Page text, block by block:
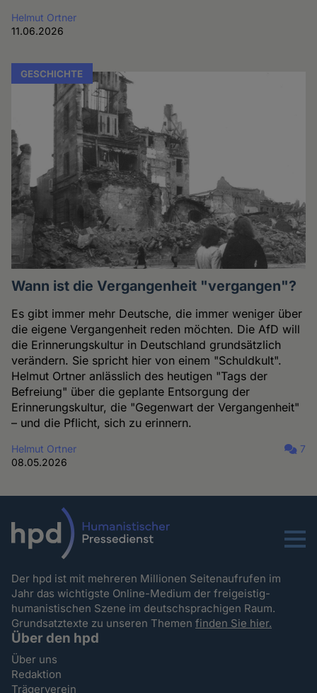
Helmut Ortner
11.06.2026
GESCHICHTE
Wann ist die Vergangenheit "vergangen"?
Es gibt immer mehr Deutsche, die immer weniger über
die eigene Vergangenheit reden möchten. Die AfD will
die Erinnerungskultur in Deutschland grundsätzlich
verändern. Sie spricht hier von einem "Schuldkult".
Helmut Ortner anlässlich des heutigen "Tags der
Befreiung" über die geplante Entsorgung der
Erinnerungskultur, die "Gegenwart der Vergangenheit"
– und die Pflicht, sich zu erinnern.
Helmut Ortner
08.05.2026
7
Menu
Der hpd ist mit mehreren Millionen Seitenaufrufen im
Jahr das wichtigste Online-Medium der freigeistig-
humanistischen Szene im deutschsprachigen Raum.
Grundsatztexte zu unseren Themenfinden Sie hier.
Über den hpd
Über uns
Redaktion
Trägerverein